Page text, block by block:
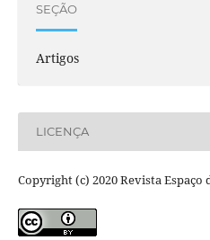
SEÇÃO
Artigos
LICENÇA
Copyright (c) 2020 Revista Espaço